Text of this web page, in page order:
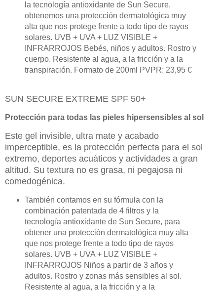
la tecnología antioxidante de Sun Secure,
obtenemos una protección dermatológica muy
alta que nos protege frente a todo tipo de rayos
solares. UVB + UVA + LUZ VISIBLE +
INFRARROJOS Bebés, niños y adultos. Rostro y
cuerpo. Resistente al agua, a la fricción y a la
transpiración. Formato de 200ml PVPR: 23,95 €
SUN SECURE EXTREME SPF 50+
Protección para todas las pieles hipersensibles al sol
Este gel invisible, ultra mate y acabado
imperceptible, es la protección perfecta para el sol
extremo, deportes acuáticos y actividades a gran
altitud. Su textura no es grasa, ni pegajosa ni
comedogénica.
También contamos en su fórmula con la
combinación patentada de 4 filtros y la
tecnología antioxidante de Sun Secure, para
obtener una protección dermatológica muy alta
que nos protege frente a todo tipo de rayos
solares. UVB + UVA + LUZ VISIBLE +
INFRARROJOS Niños a partir de 3 años y
adultos. Rostro y zonas más sensibles al sol.
Resistente al agua, a la fricción y a la